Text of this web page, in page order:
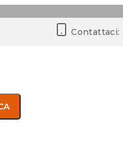
Contattaci: